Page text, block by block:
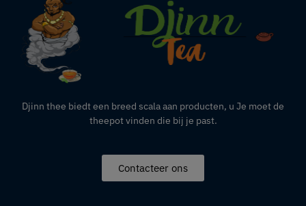
Djinn thee biedt een breed scala aan producten, u Je moet de
theepot vinden die bij je past.
Contacteer ons